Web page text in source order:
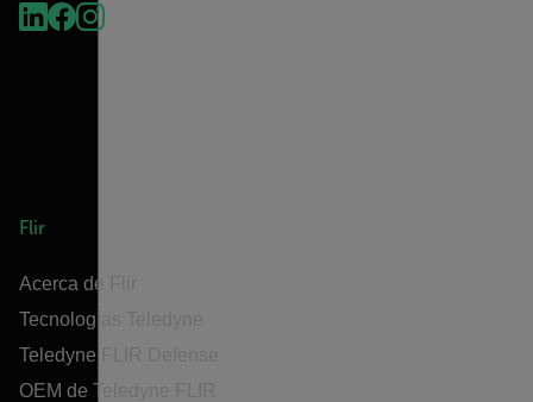
Flir
Acerca de Flir
Tecnologías Teledyne
Teledyne FLIR Defense
OEM de Teledyne FLIR